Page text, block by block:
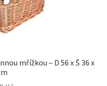
mřížkou – D 56 x Š 36 x